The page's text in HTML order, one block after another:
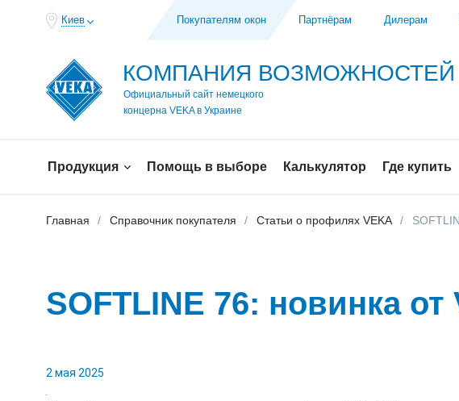
Киев Покупателям окон Партнёрам Дилерам
КОМПАНИЯ ВОЗМОЖНОСТЕЙ
Официальный сайт немецкого
концерна VEKA в Украине
Продукция Помощь в выборе Калькулятор Где купить
Главная Справочник покупателя Статьи о профилях VEKA
SOFTLINE 76: новинка
2 мая 2025